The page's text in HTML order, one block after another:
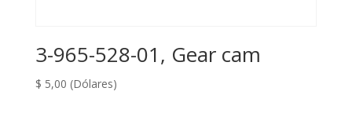
3-965-528-01, Gear cam
$ 5,00 (Dólares)